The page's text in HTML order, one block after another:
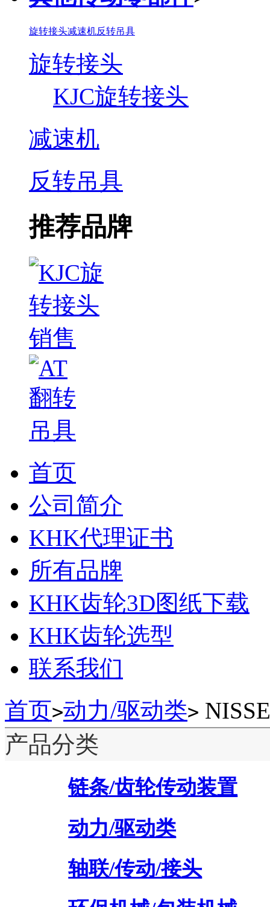
旋转接头减速机反转吊具
旋转接头
KJC旋转接头
减速机
反转吊具
推荐品牌
首页
公司简介
KHK代理证书
所有品牌
KHK齿轮3D图纸下载
KHK齿轮选型
联系我们
首页>动力/驱动类>
产品分类
链条/齿轮传动装置
动力/驱动类
轴联/传动/接头